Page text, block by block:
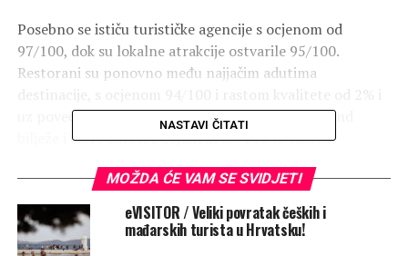
Posebno se ističu turističke agencije s ocjenom od
97/100, dok su lokalne atrakcije ostvarile 95/100.
Restorani su ponovno među najjačim adutima
uz povećanje broja recenzija za 9%. Pozitivan trend
bilježe i caffe barovi s ocjenom 85/100 te rastom
U sektoru smještaja privatni iznajmljivači ostvarili su
90/100 uz rast kvalitete od čak 4%, dok hoteli i hosteli
zadržavaju stabilnih 88/100, pri čemu hoteli bilježe
NASTAVI ČITATI
MOŽDA ĆE VAM SE SVIDJETI
eVISITOR / Veliki povratak čeških i
mađarskih turista u Hrvatsku!